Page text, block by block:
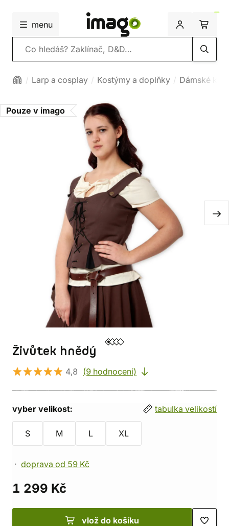
menu
Vyhledávání
Larp a cosplay Kostýmy a doplňky Dámské
Pouze v imago
Živůtek hnědý
4,8 (9 hodnocení)
vyber velikost: tabulka velikostí
S M L XL
doprava od 59 Kč
1 299 Kč
vlož do košíku